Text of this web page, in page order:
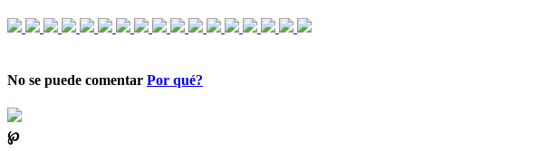
No se puede comentar Por qué?
℘